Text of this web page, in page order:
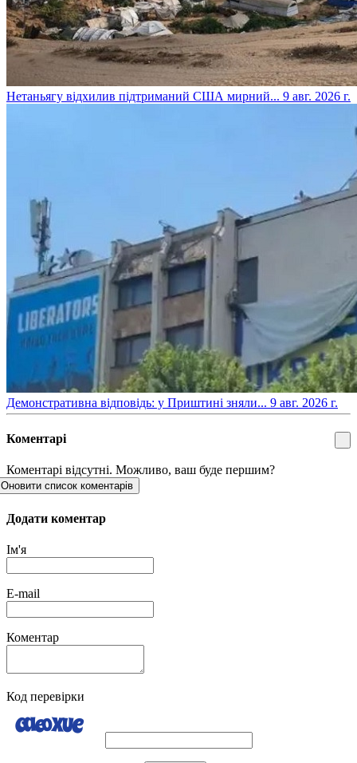
​Нетаньягу відхилив підтриманий США мирний... 9 авг. 2026 г.
​Демонстративна відповідь: у Приштині зняли... 9 авг. 2026 г.
Коментарі
Коментарі відсутні. Можливо, ваш буде першим?
Оновити список коментарів
Додати коментар
Ім'я
E-mail
Коментар
Код перевірки